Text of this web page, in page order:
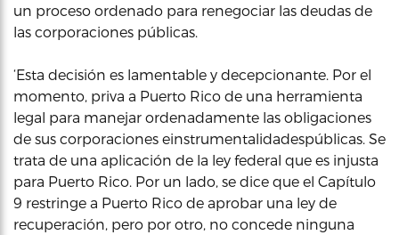
un proceso ordenado para renegociar las deudas de
las corporaciones públicas.
‘Esta decisión es lamentable y decepcionante. Por el
momento, priva a Puerto Rico de una herramienta
legal para manejar ordenadamente las obligaciones
de sus corporaciones einstrumentalidadespúblicas. Se
trata de una aplicación de la ley federal que es injusta
para Puerto Rico. Por un lado, se dice que el Capítulo
9 restringe a Puerto Rico de aprobar una ley de
recuperación, pero por otro, no concede ninguna